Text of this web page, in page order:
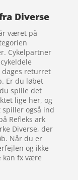
Diverse
været på
Cykelpartner
dages returret
Er du løbet
spille det
lige her, og
også ind
Refleks ark
Diverse, der
Når du er
og ikke
kan fx være